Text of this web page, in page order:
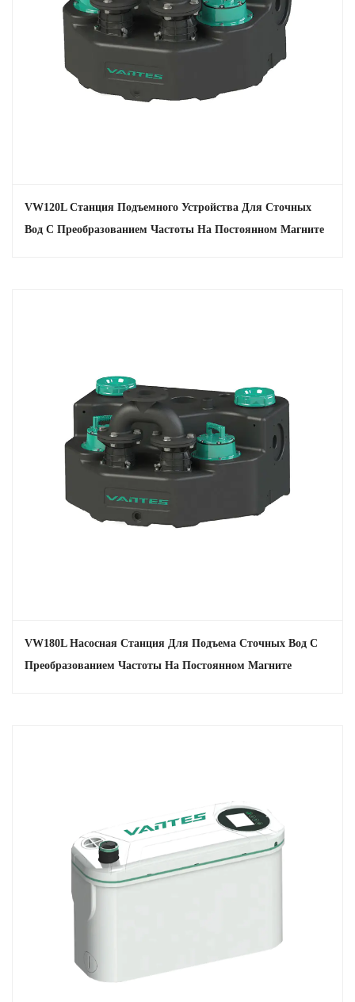
VW120L Станция Подъемного Устройства Для Сточных
Вод С Преобразованием Частоты На Постоянном Магните
VW180L Насосная Станция Для Подъема Сточных Вод С
Преобразованием Частоты На Постоянном Магните